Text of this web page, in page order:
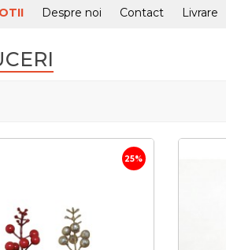
Despre noi Contact Livrare
25%